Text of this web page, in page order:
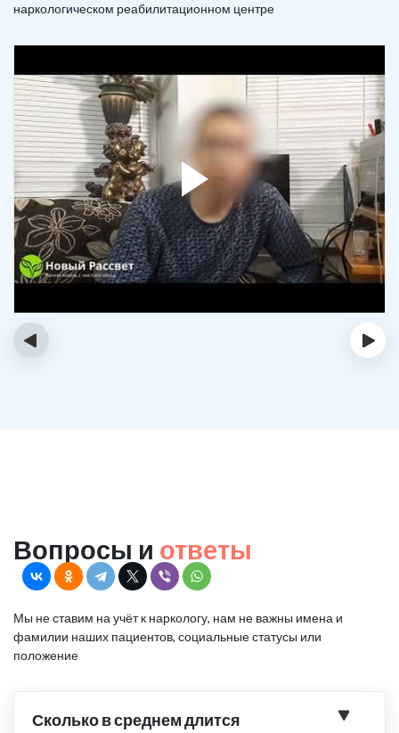
наркологическом реабилитационном центре
‹ ›
Вопросы и ответы
Мы не ставим на учёт к наркологу, нам не важны имена и
фамилии наших пациентов, социальные статусы или
положение
Сколько в среднем длится